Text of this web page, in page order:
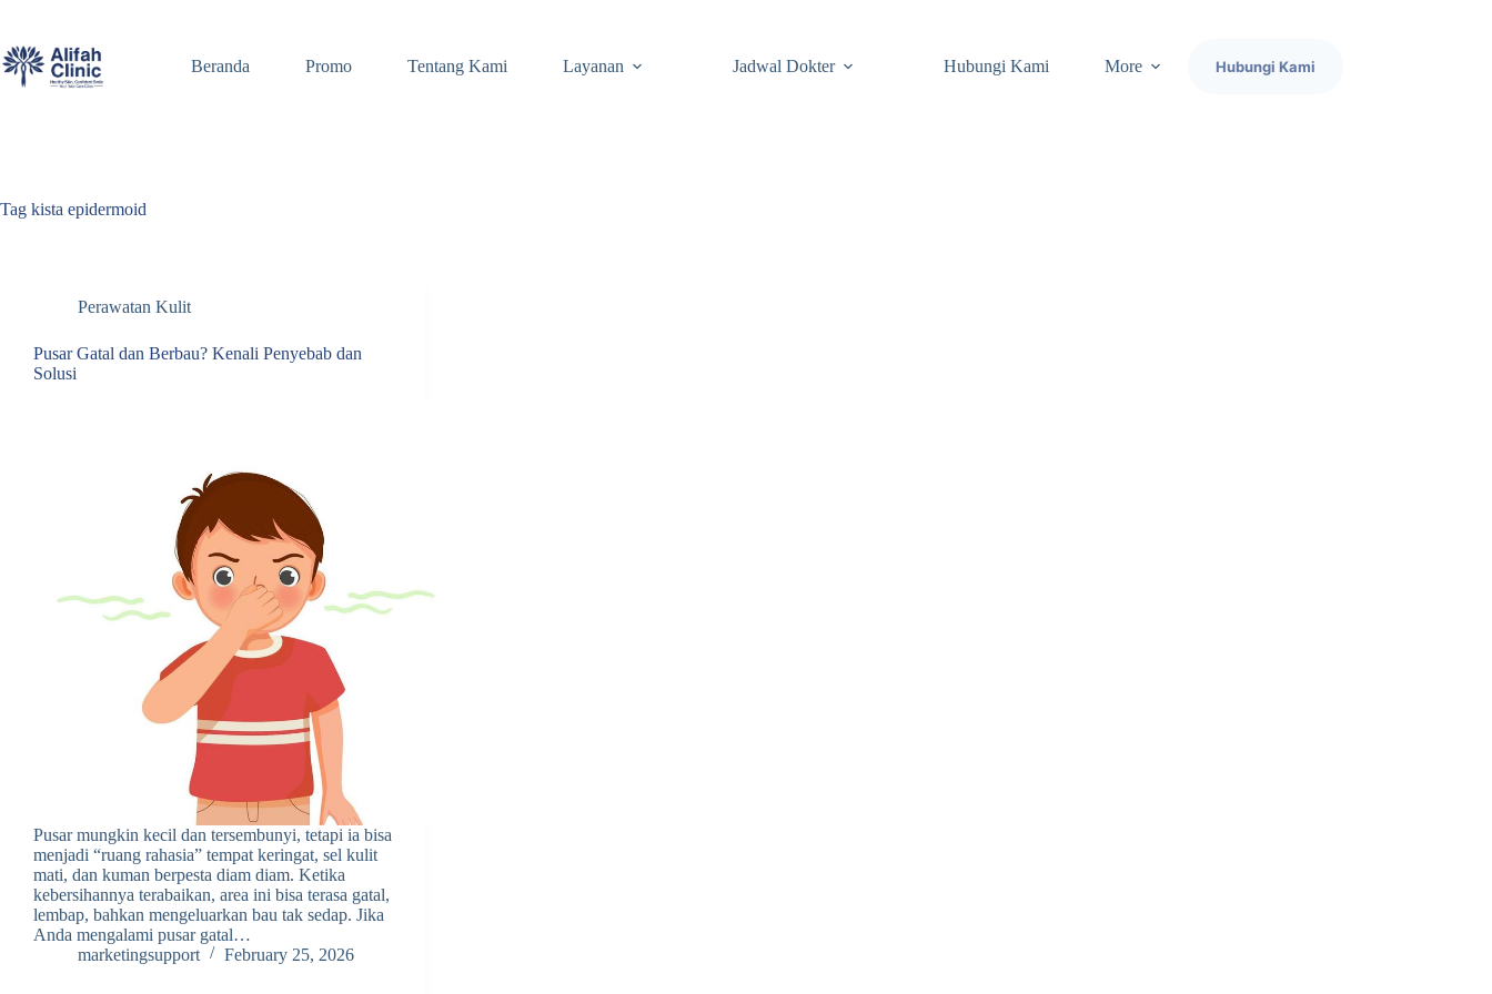
content
Beranda
Promo Tentang Kami Layanan Jadwal Dokter Hubungi Kami More Hubungi Kami
Tag kista epidermoid
Perawatan Kulit
Pusar Gatal dan Berbau? Kenali Penyebab dan
Solusi
Pusar mungkin kecil dan tersembunyi, tetapi ia bisa
menjadi “ruang rahasia” tempat keringat, sel kulit
mati, dan kuman berpesta diam diam. Ketika
kebersihannya terabaikan, area ini bisa terasa gatal,
lembap, bahkan mengeluarkan bau tak sedap. Jika
Anda mengalami pusar gatal…
marketingsupport
February 25, 2026